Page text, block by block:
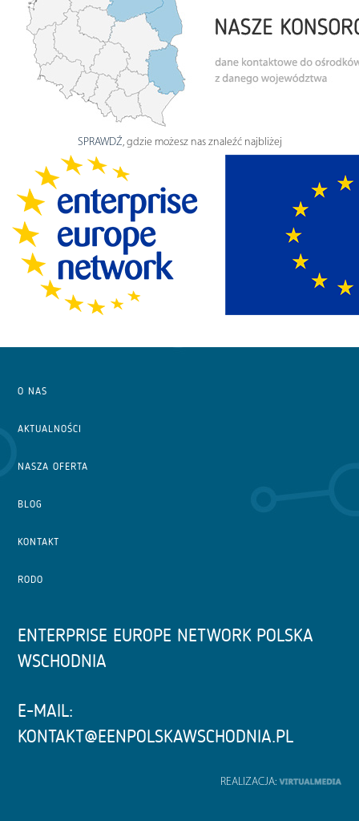
SPRAWDŹ, gdzie możesz nas znaleźć najbliżej
O NAS
AKTUALNOŚCI
NASZA OFERTA
BLOG
KONTAKT
RODO
ENTERPRISE EUROPE NETWORK POLSKA
WSCHODNIA
E-MAIL:
KONTAKT@EENPOLSKAWSCHODNIA.PL
REALIZACJA: